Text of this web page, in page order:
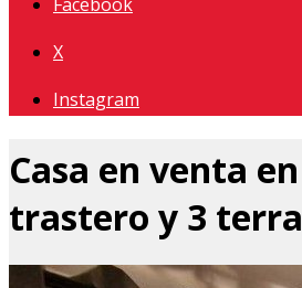
X
Instagram
Casa en venta
trastero y 3